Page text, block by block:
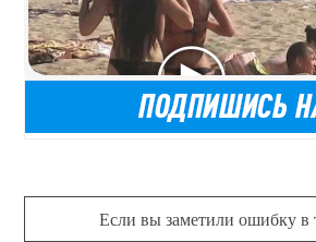
Если вы заметили ошибку в